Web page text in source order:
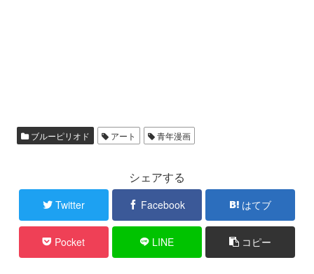
ブルーピリオド アート 青年漫画
シェアする
Twitter Facebook はてブ
Pocket LINE コピー